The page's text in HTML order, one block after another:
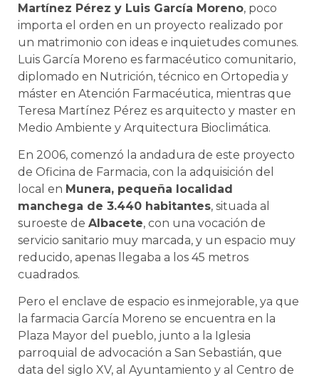
Martínez Pérez y Luis García Moreno, poco
importa el orden en un proyecto realizado por
un matrimonio con ideas e inquietudes comunes.
Luis García Moreno es farmacéutico comunitario,
diplomado en Nutrición, técnico en Ortopedia y
máster en Atención Farmacéutica, mientras que
Teresa Martínez Pérez es arquitecto y master en
Medio Ambiente y Arquitectura Bioclimática.
En 2006, comenzó la andadura de este proyecto
de Oficina de Farmacia, con la adquisición del
local en Munera, pequeña localidad
manchega de 3.440 habitantes, situada al
suroeste de Albacete, con una vocación de
servicio sanitario muy marcada, y un espacio muy
reducido, apenas llegaba a los 45 metros
cuadrados.
Pero el enclave de espacio es inmejorable, ya que
la farmacia García Moreno se encuentra en la
Plaza Mayor del pueblo, junto a la Iglesia
parroquial de advocación a San Sebastián, que
data del siglo XV, al Ayuntamiento y al Centro de